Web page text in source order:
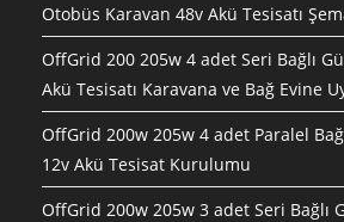
Otobüs Karavan 48v Akü Tesisatı
OffGrid 200 205w 4 adet Seri Bağlı
Akü Tesisatı Karavana ve Bağ Evine
OffGrid 200w 205w 4 adet Paralel
12v Akü Tesisat Kurulumu
OffGrid 200w 205w 3 adet Seri Bağlı